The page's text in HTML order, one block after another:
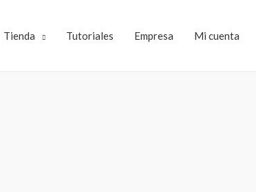
Tienda Tutoriales Empresa Mi cuenta